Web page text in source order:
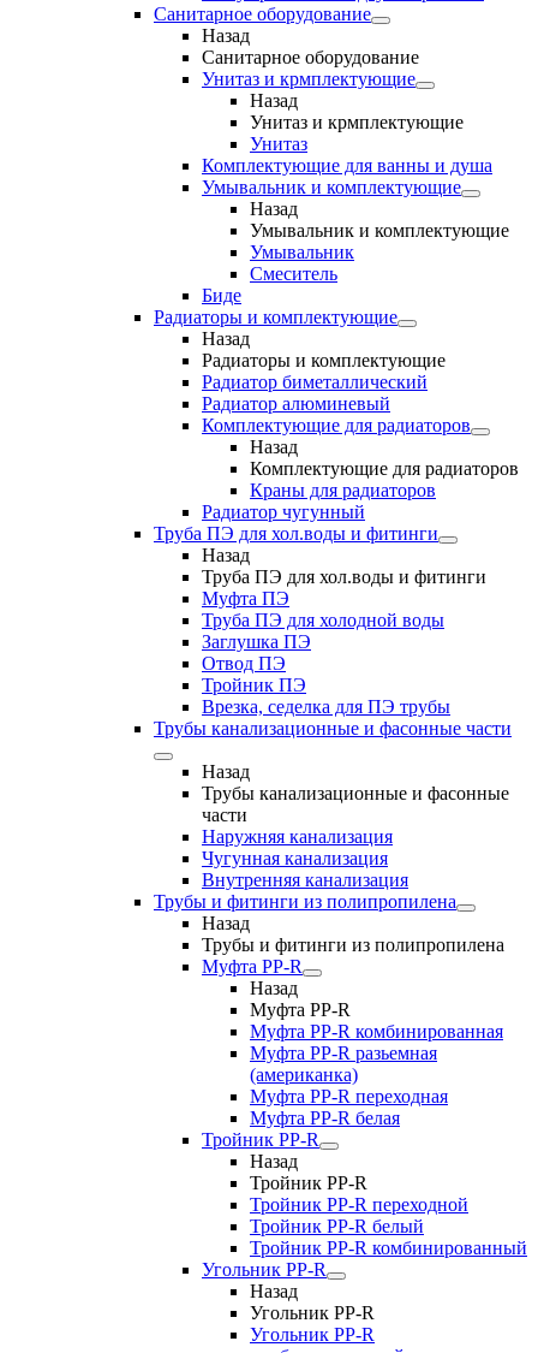
Санитарное оборудование
Назад
Санитарное оборудование
Унитаз и крмплектующие
Назад
Унитаз и крмплектующие
Унитаз
Комплектующие для ванны и душа
Умывальник и комплектующие
Назад
Умывальник и комплектующие
Умывальник
Смеситель
Биде
Радиаторы и комплектующие
Назад
Радиаторы и комплектующие
Радиатор биметаллический
Радиатор алюминевый
Комплектующие для радиаторов
Назад
Комплектующие для радиаторов
Краны для радиаторов
Радиатор чугунный
Труба ПЭ для хол.воды и фитинги
Назад
Труба ПЭ для хол.воды и фитинги
Муфта ПЭ
Труба ПЭ для холодной воды
Заглушка ПЭ
Отвод ПЭ
Тройник ПЭ
Врезка, седелка для ПЭ трубы
Трубы канализационные и фасонные части
Назад
Трубы канализационные и фасонные
части
Наружняя канализация
Чугунная канализация
Внутренняя канализация
Трубы и фитинги из полипропилена
Назад
Трубы и фитинги из полипропилена
Муфта PP-R
Назад
Муфта PP-R
Муфта РР-R комбинированная
Муфта РР-R разьемная
(американка)
Муфта РР-R переходная
Муфта РР-R белая
Тройник PP-R
Назад
Тройник PP-R
Тройник РР-R переходной
Тройник РР-R белый
Тройник РР-R комбинированный
Угольник PP-R
Назад
Угольник PP-R
Угольник РР-R